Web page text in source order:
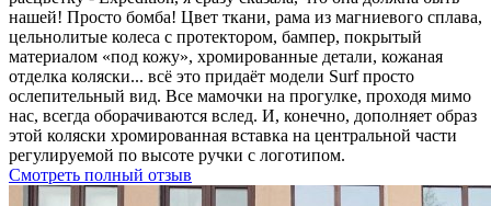
нашей! Просто бомба! Цвет ткани, рама из магниевого сплава,
цельнолитые колеса с протектором, бампер, покрытый
материалом «под кожу», хромированные детали, кожаная
отделка коляски... всё это придаёт модели Surf просто
ослепительный вид. Все мамочки на прогулке, проходя мимо
нас, всегда оборачиваются вслед. И, конечно, дополняет образ
этой коляски хромированная вставка на центральной части
регулируемой по высоте ручки с логотипом.
Смотреть полный отзыв